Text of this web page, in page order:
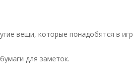
вещи, которые понадобятся в
для заметок.